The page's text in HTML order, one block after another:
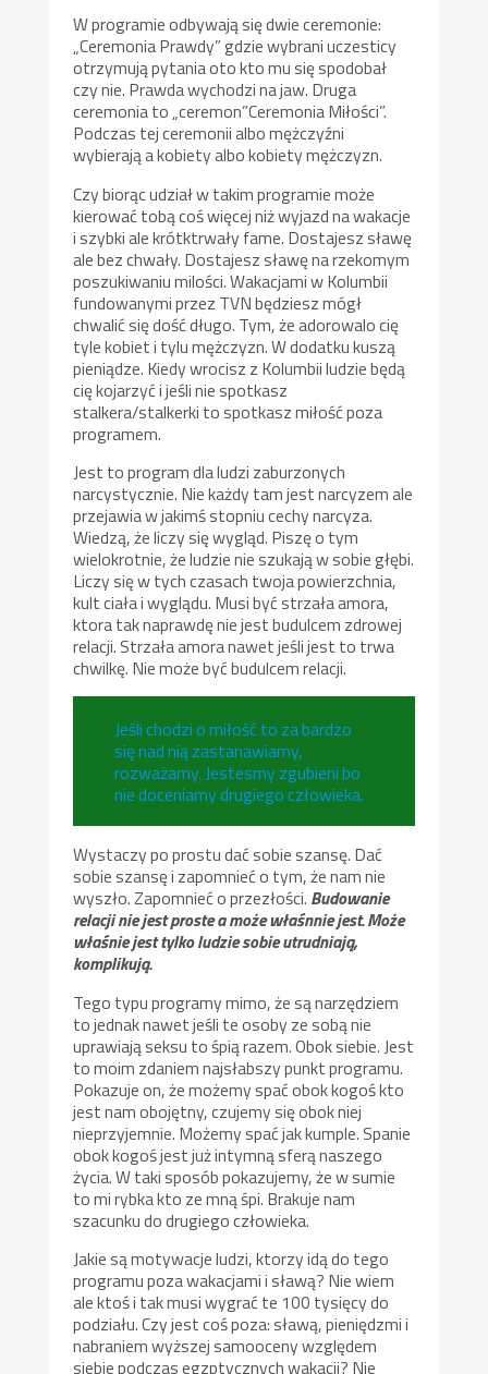
W programie odbywają się dwie ceremonie:
„Ceremonia Prawdy” gdzie wybrani uczesticy
otrzymują pytania oto kto mu się spodobał
czy nie. Prawda wychodzi na jaw. Druga
ceremonia to „ceremon”Ceremonia Miłości”.
Podczas tej ceremonii albo mężczyźni
wybierają a kobiety albo kobiety mężczyzn.
Czy biorąc udział w takim programie może
kierować tobą coś więcej niż wyjazd na wakacje
i szybki ale krótktrwały fame. Dostajesz sławę
ale bez chwały. Dostajesz sławę na rzekomym
poszukiwaniu milości. Wakacjami w Kolumbii
fundowanymi przez TVN będziesz mógł
chwalić się dość długo. Tym, że adorowalo cię
tyle kobiet i tylu mężczyzn. W dodatku kuszą
pieniądze. Kiedy wrocisz z Kolumbii ludzie będą
cię kojarzyć i jeśli nie spotkasz
stalkera/stalkerki to spotkasz miłość poza
programem.
Jest to program dla ludzi zaburzonych
narcystycznie. Nie każdy tam jest narcyzem ale
przejawia w jakimś stopniu cechy narcyza.
Wiedzą, że liczy się wygląd. Piszę o tym
wielokrotnie, że ludzie nie szukają w sobie głębi.
Liczy się w tych czasach twoja powierzchnia,
kult ciała i wyglądu. Musi być strzała amora,
ktora tak naprawdę nie jest budulcem zdrowej
relacji. Strzała amora nawet jeśli jest to trwa
chwilkę. Nie może być budulcem relacji.
Jeśli chodzi o miłość to za bardzo
się nad nią zastanawiamy,
rozważamy. Jestesmy zgubieni bo
nie doceniamy drugiego człowieka.
Wystaczy po prostu dać sobie szansę. Dać
sobie szansę i zapomnieć o tym, że nam nie
wyszło. Zapomnieć o przezłości. Budowanie
relacji nie jest proste a może właśnnie jest. Może
właśnie jest tylko ludzie sobie utrudniają,
komplikują.
Tego typu programy mimo, że są narzędziem
to jednak nawet jeśli te osoby ze sobą nie
uprawiają seksu to śpią razem. Obok siebie. Jest
to moim zdaniem najsłabszy punkt programu.
Pokazuje on, że możemy spać obok kogoś kto
jest nam obojętny, czujemy się obok niej
nieprzyjemnie. Możemy spać jak kumple. Spanie
obok kogoś jest już intymną sferą naszego
życia. W taki sposób pokazujemy, że w sumie
to mi rybka kto ze mną śpi. Brakuje nam
szacunku do drugiego człowieka.
Jakie są motywacje ludzi, ktorzy idą do tego
programu poza wakacjami i sławą? Nie wiem
ale ktoś i tak musi wygrać te 100 tysięcy do
podziału. Czy jest coś poza: sławą, pieniędzmi i
nabraniem wyższej samooceny względem
siebie podczas egzptycznych wakacji? Nie